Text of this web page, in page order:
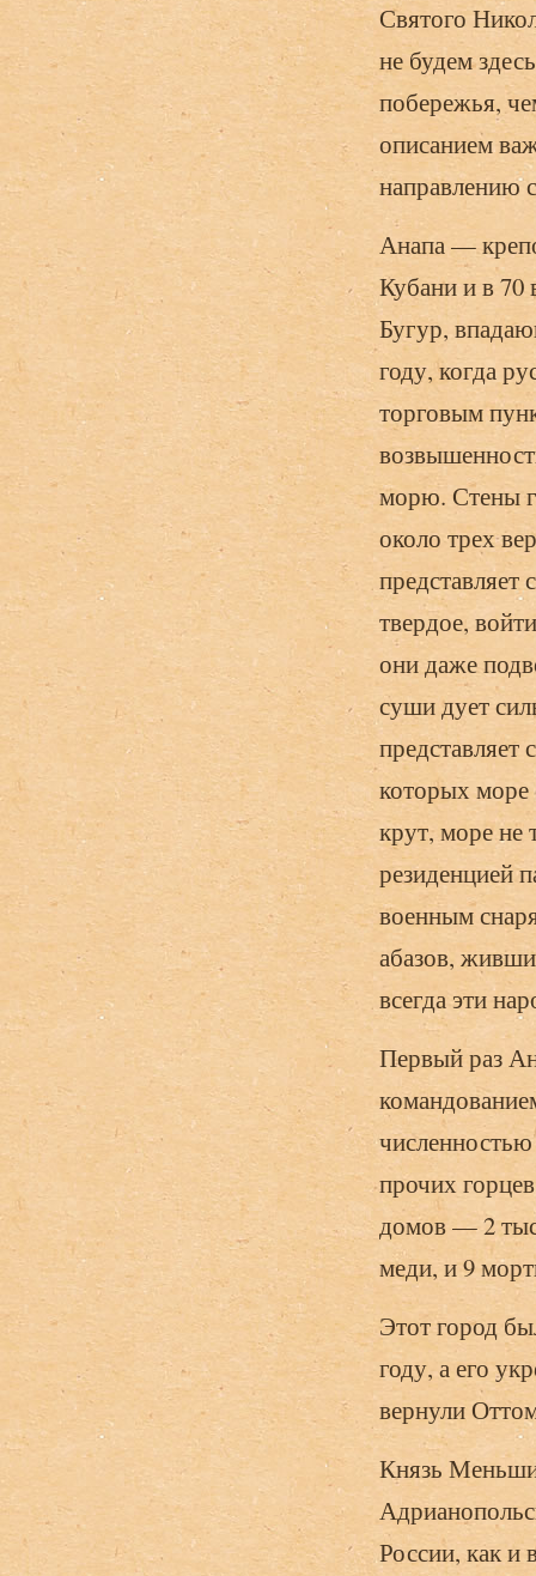
Святого
не будем
побережья,
описанием
направлению
Анапа —
Кубани и в 70
Бугур,
году, когда
торговым
морю. Стены
около трех
твердое,
они даже
суши дует
представляет
которых море
крут, море не
резиденцией
военным
абазов,
всегда эти
Первый раз
прочих
домов — 2
меди, и 9
Этот город
году, а его
вернули
Князь
России, как и